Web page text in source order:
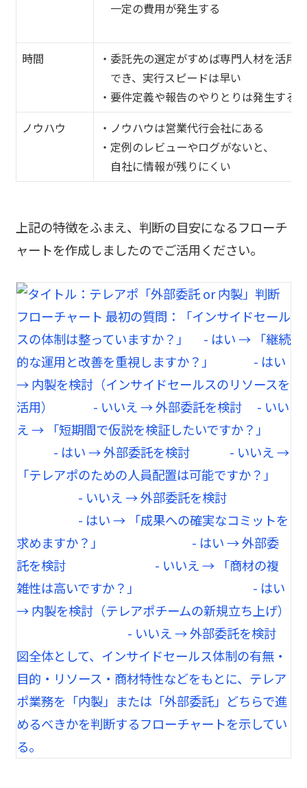
一定の費用が発生する
時間
・委託先の選定がすめば専門人材を活用
でき、実行スピードは早い
・要件定義や報告のやりとりは発生する
ノウハウ
・ノウハウは営業代行会社にある
・定例のレビューやログがないと、
自社に情報が残りにくい
上記の特徴をふまえ、判断の目安になるフローチ
ャートを作成しましたのでご活用ください。